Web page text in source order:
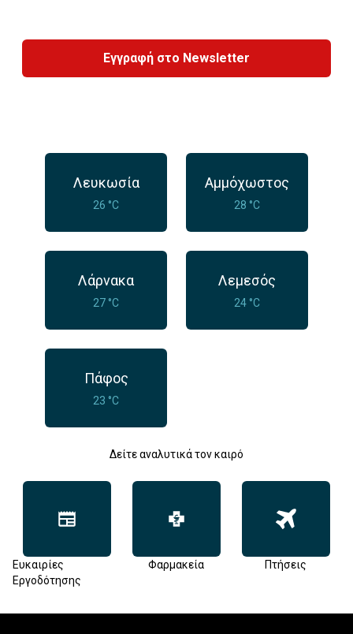
Εγγραφή στο Newsletter
Λευκωσία
26 °C
Αμμόχωστος
28 °C
Λάρνακα
27 °C
Λεμεσός
24 °C
Πάφος
23 °C
Δείτε αναλυτικά τον καιρό
Ευκαιρίες
Εργοδότησης
Φαρμακεία Πτήσεις